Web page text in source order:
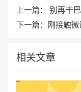
上一篇：
别再干巴
下一篇：
刚接触微课
相关文章